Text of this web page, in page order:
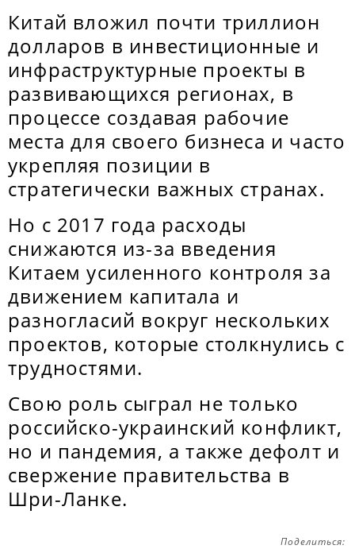
Китай вложил почти триллион
долларов в инвестиционные и
инфраструктурные проекты в
развивающихся регионах, в
процессе создавая рабочие
места для своего бизнеса и часто
укрепляя позиции в
стратегически важных странах.
Но с 2017 года расходы
снижаются из-за введения
Китаем усиленного контроля за
движением капитала и
разногласий вокруг нескольких
проектов, которые столкнулись с
трудностями.
Свою роль сыграл не только
российско-украинский конфликт,
но и пандемия, а также дефолт и
свержение правительства в
Шри-Ланке.
Поделиться: